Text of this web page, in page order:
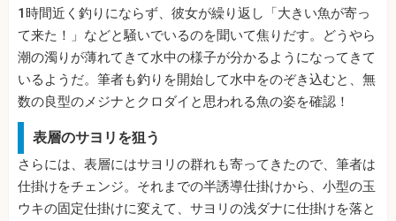
1時間近く釣りにならず、彼女が繰り返し「大きい魚が寄っ
て来た！」などと騒いでいるのを聞いて焦りだす。どうやら
潮の濁りが薄れてきて水中の様子が分かるようになってきて
いるようだ。筆者も釣りを開始して水中をのぞき込むと、無
数の良型のメジナとクロダイと思われる魚の姿を確認！
表層のサヨリを狙う
さらには、表層にはサヨリの群れも寄ってきたので、筆者は
仕掛けをチェンジ。それまでの半誘導仕掛けから、小型の玉
ウキの固定仕掛けに変えて、サヨリの浅ダナに仕掛けを落と